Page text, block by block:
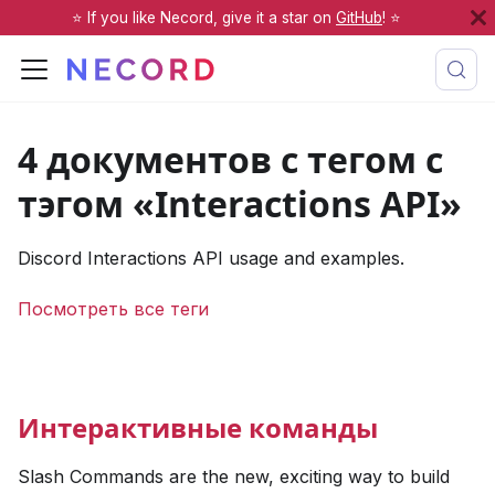
⭐️ If you like Necord, give it a star on GitHub! ⭐️
4 документов с тегом с
тэгом «Interactions API»
Discord Interactions API usage and examples.
Посмотреть все теги
Интерактивные команды
Slash Commands are the new, exciting way to build